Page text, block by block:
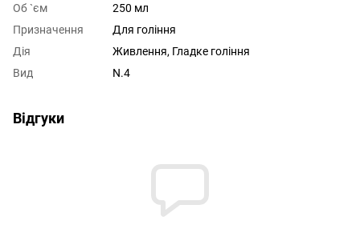
Об `єм
250 мл
Призначення
Для гоління
Дія
Живлення, Гладке гоління
Вид
N.4
Відгуки